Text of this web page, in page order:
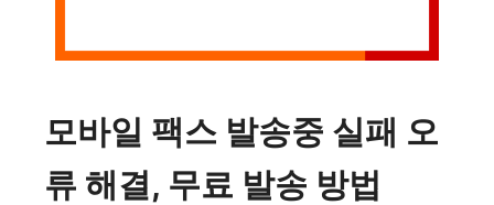
모바일 팩스 발송중 실패 오
류 해결, 무료 발송 방법